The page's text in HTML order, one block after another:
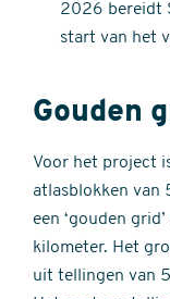
2026 bereidt
start van het
Gouden
Voor het project
atlasblokken van
een ‘gouden
kilometer. Het
uit tellingen van